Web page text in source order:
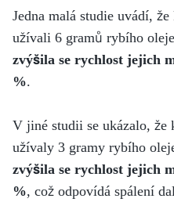
Jedna malá studie uvádí,
užívali 6 gramů rybího
zvýšila se rychlost jejich
%.
V jiné studii se ukázalo, že
užívaly 3 gramy rybího
zvýšila se rychlost jejich
%, což odpovídá spálení